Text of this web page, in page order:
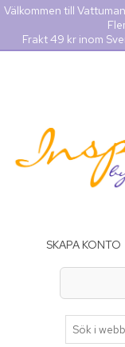
Välkommen till
Frakt 49 kr inom
SKAPA KONTO